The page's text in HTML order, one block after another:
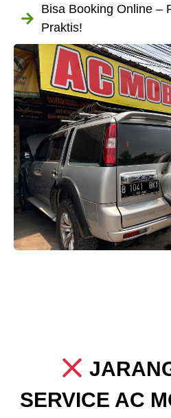
Bisa Booking Online –
Praktis!
SERVICE AC